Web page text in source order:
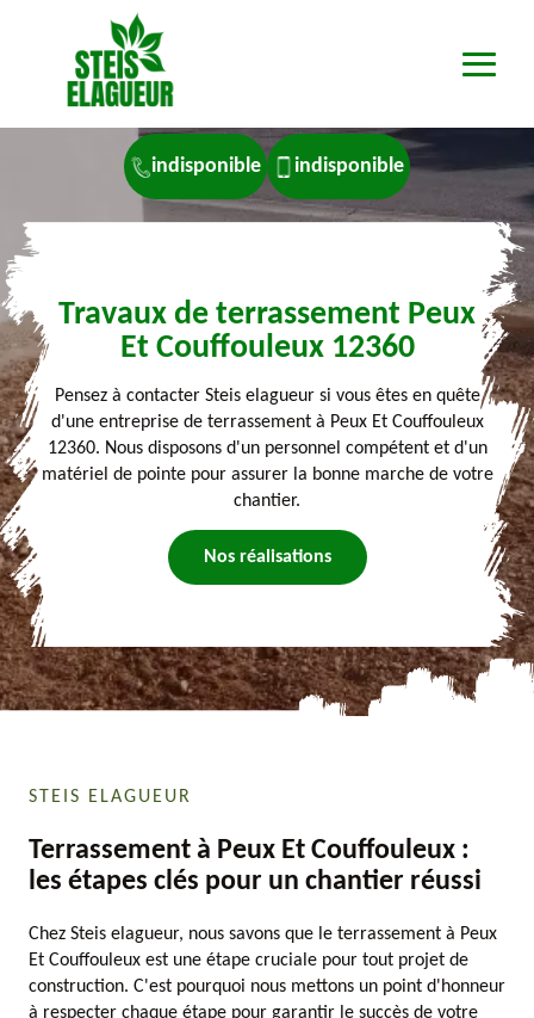
indisponible indisponible
Travaux de terrassement Peux
Et Couffouleux 12360
Pensez à contacter Steis elagueur si vous êtes en quête
d'une entreprise de terrassement à Peux Et Couffouleux
12360. Nous disposons d'un personnel compétent et d'un
matériel de pointe pour assurer la bonne marche de votre
chantier.
Nos réalisations
STEIS ELAGUEUR
Terrassement à Peux Et Couffouleux :
les étapes clés pour un chantier réussi
Chez Steis elagueur, nous savons que le terrassement à Peux
Et Couffouleux est une étape cruciale pour tout projet de
construction. C'est pourquoi nous mettons un point d'honneur
à respecter chaque étape pour garantir le succès de votre